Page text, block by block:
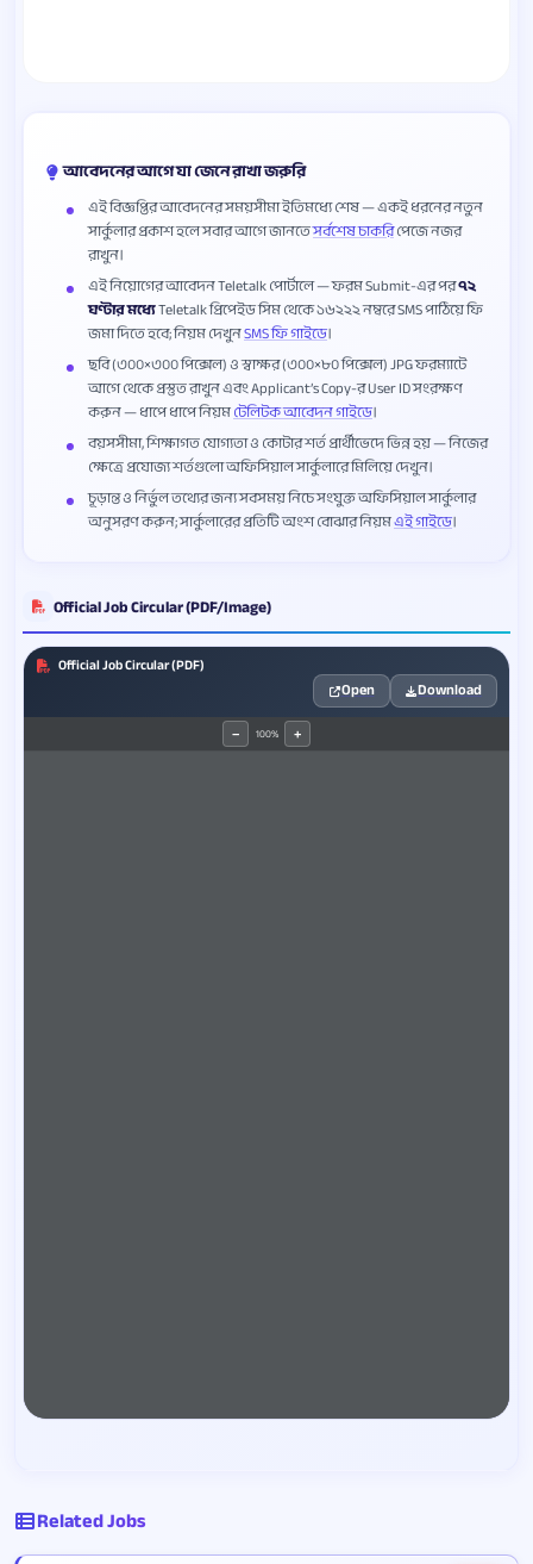
আবেদনের আগে যা জেনে রাখা জরুরি
এই বিজ্ঞপ্তির আবেদনের সময়সীমা ইতিমধ্যে শেষ — একই ধরনের নতুন
সার্কুলার প্রকাশ হলে সবার আগে জানতেসর্বশেষ চাকরিপেজে নজর
রাখুন।
এই নিয়োগের আবেদন Teletalk পোর্টালে — ফরম Submit-এর পর৭২
ঘণ্টার মধ্যেTeletalk প্রিপেইড সিম থেকে ১৬২২২ নম্বরে SMS পাঠিয়ে ফি
জমা দিতে হবে; নিয়ম দেখুনSMS ফি গাইডে।
ছবি (৩০০×৩০০ পিক্সেল) ও স্বাক্ষর (৩০০×৮০ পিক্সেল) JPG ফরম্যাটে
আগে থেকে প্রস্তুত রাখুন এবং Applicant’s Copy-র User ID সংরক্ষণ
করুন — ধাপে ধাপে নিয়মটেলিটক আবেদন গাইডে।
বয়সসীমা, শিক্ষাগত যোগ্যতা ও কোটার শর্ত প্রার্থীভেদে ভিন্ন হয় — নিজের
ক্ষেত্রে প্রযোজ্য শর্তগুলো অফিসিয়াল সার্কুলারে মিলিয়ে দেখুন।
চূড়ান্ত ও নির্ভুল তথ্যের জন্য সবসময় নিচে সংযুক্ত অফিসিয়াল সার্কুলার
অনুসরণ করুন; সার্কুলারের প্রতিটি অংশ বোঝার নিয়মএই গাইডে।
Official Job Circular (PDF/Image)
Official Job Circular (PDF)
Open Download
− 100% +
Related Jobs